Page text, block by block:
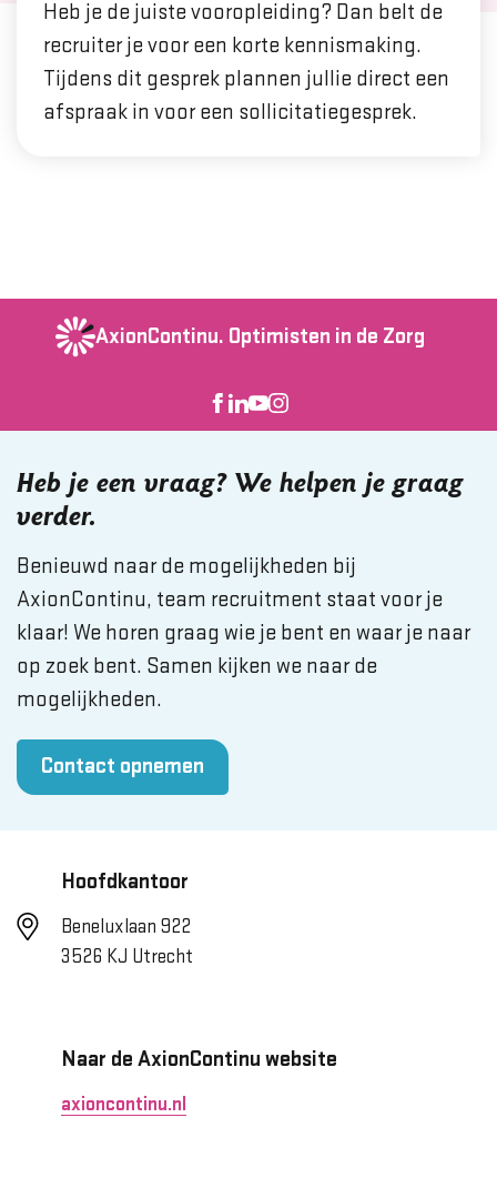
Heb je de juiste vooropleiding? Dan belt de
recruiter je voor een korte kennismaking.
Tijdens dit gesprek plannen jullie direct een
afspraak in voor een sollicitatiegesprek.
AxionContinu. Optimisten in de Zorg
Heb je een vraag? We helpen je graag
verder.
Benieuwd naar de mogelijkheden bij
AxionContinu, team recruitment staat voor je
klaar! We horen graag wie je bent en waar je naar
op zoek bent. Samen kijken we naar de
mogelijkheden.
Contact opnemen
Hoofdkantoor
Beneluxlaan 922
3526 KJ Utrecht
Naar de AxionContinu website
axioncontinu.nl